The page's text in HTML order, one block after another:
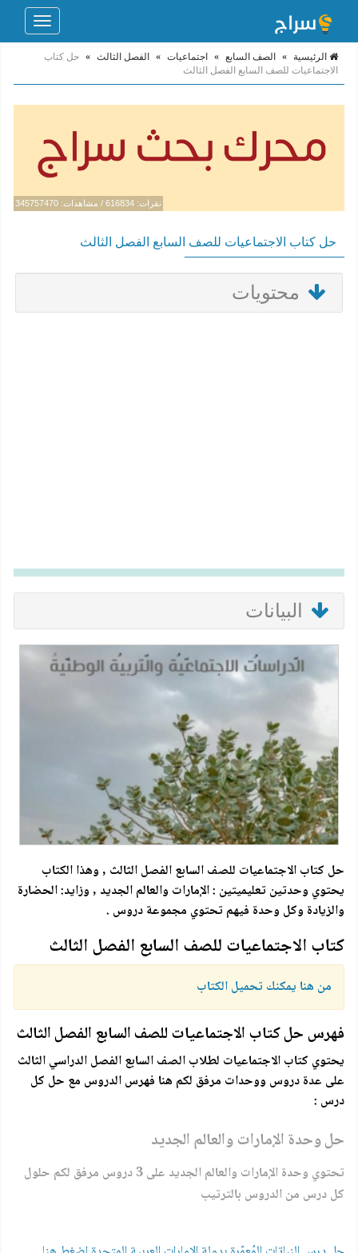
Toggle
الرئيسية » الصف السابع » اجتماعيات » الفصل الثالث » حل كتاب
الاجتماعيات للصف السابع الفصل الثالث
نقرات: 616834 / مشاهدات: 345757470
حل كتاب الاجتماعيات للصف السابع الفصل الثالث
محتويات
البيانات
حل كتاب الاجتماعيات للصف السابع الفصل الثالث , وهذا الكتاب
يحتوي وحدتين تعليميتين : الإمارات والعالم الجديد , وزايد: الحضارة
والزيادة وكل وحدة فيهم تحتوي مجموعة دروس .
كتاب الاجتماعيات للصف السابع الفصل الثالث
من هنا يمكنك تحميل الكتاب
فهرس حل كتاب الاجتماعيات للصف السابع الفصل الثالث
يحتوي كتاب الاجتماعيات لطلاب الصف السابع الفصل الدراسي الثالث
على عدة دروس ووحدات مرفق لكم هنا فهرس الدروس مع حل كل
درس :
حل وحدة الإمارات والعالم الجديد
تحتوي وحدة الإمارات والعالم الجديد على 3 دروس مرفق لكم حلول
كل درس من الدروس بالترتيب